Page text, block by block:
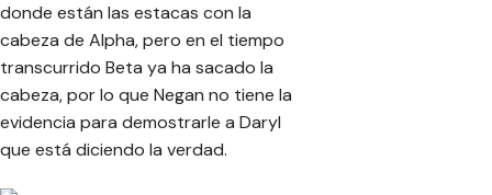
donde están las estacas con la
cabeza de Alpha, pero en el tiempo
transcurrido Beta ya ha sacado la
cabeza, por lo que Negan no tiene la
evidencia para demostrarle a Daryl
que está diciendo la verdad.